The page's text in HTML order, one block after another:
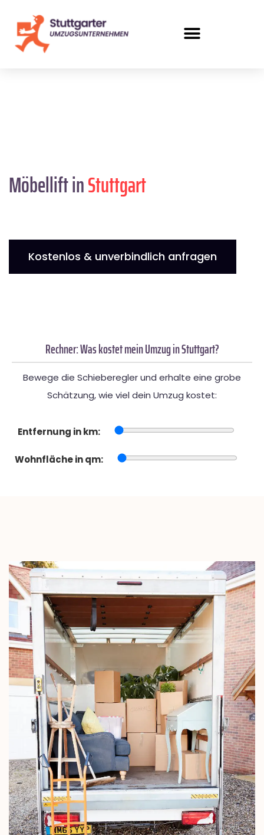
Möbellift inStuttgart
Kostenlos & unverbindlich anfragen
Rechner: Was kostet mein Umzug in Stuttgart?
Bewege die Schieberegler und erhalte eine grobe
Schätzung, wie viel dein Umzug kostet:
Entfernung in km:
Wohnfläche in qm: